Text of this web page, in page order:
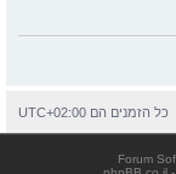
כל הזמנים הם UTC+02:00